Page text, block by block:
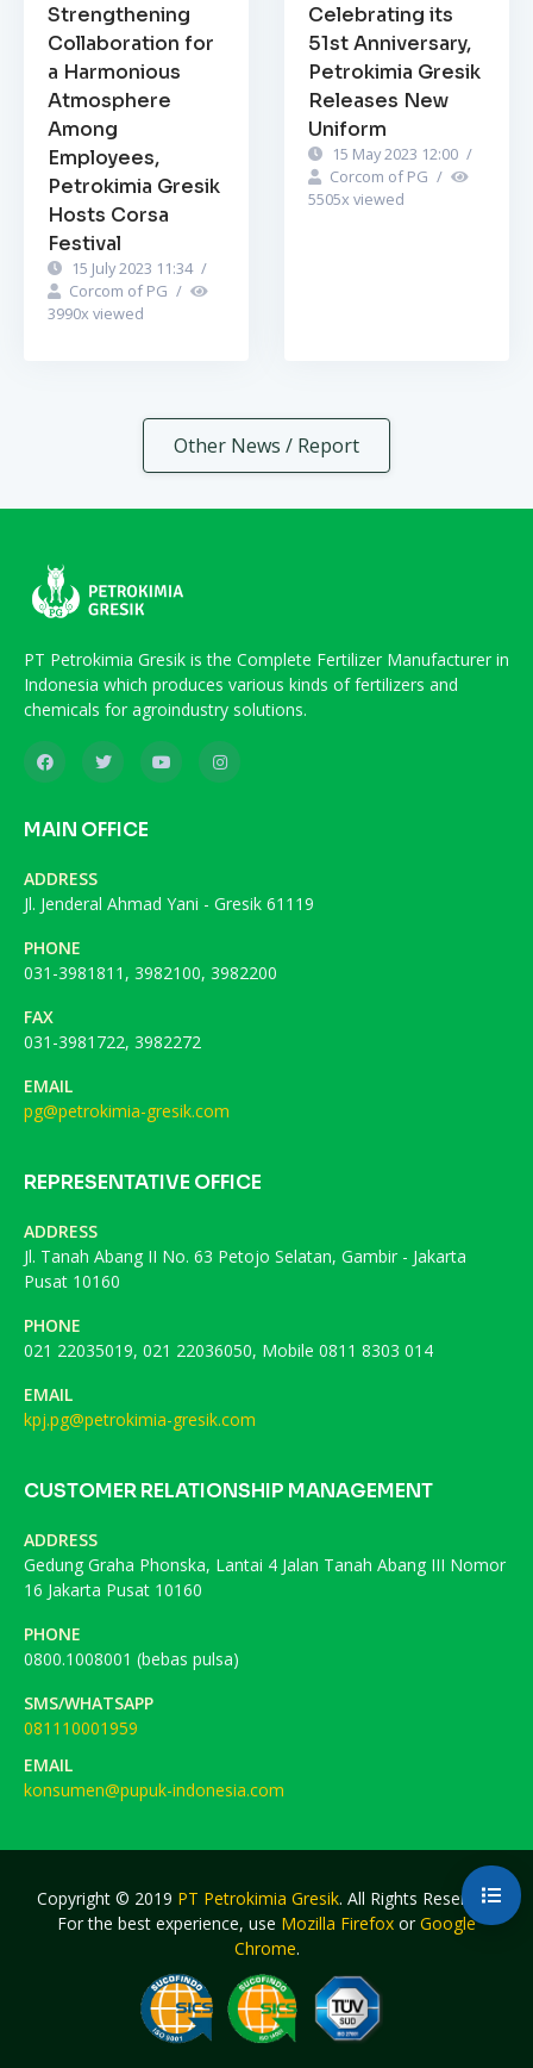
Strengthening
Collaboration for
a Harmonious
Atmosphere
Among
Employees,
Petrokimia Gresik
Hosts Corsa
Festival
15 July 2023 11:34 /
Corcom of PG /
3990x viewed
Celebrating its
51st Anniversary,
Petrokimia Gresik
Releases New
Uniform
15 May 2023 12:00 /
Corcom of PG /
5505x viewed
Other News / Report
PT Petrokimia Gresik is the Complete Fertilizer Manufacturer in
Indonesia which produces various kinds of fertilizers and
chemicals for agroindustry solutions.
MAIN OFFICE
ADDRESS
Jl. Jenderal Ahmad Yani - Gresik 61119
PHONE
031-3981811, 3982100, 3982200
FAX
031-3981722, 3982272
EMAIL
pg@petrokimia-gresik.com
REPRESENTATIVE OFFICE
ADDRESS
Jl. Tanah Abang II No. 63 Petojo Selatan, Gambir - Jakarta
Pusat 10160
PHONE
021 22035019, 021 22036050, Mobile 0811 8303 014
EMAIL
kpj.pg@petrokimia-gresik.com
CUSTOMER RELATIONSHIP MANAGEMENT
ADDRESS
Gedung Graha Phonska, Lantai 4 Jalan Tanah Abang III Nomor
16 Jakarta Pusat 10160
PHONE
0800.1008001 (bebas pulsa)
SMS/WHATSAPP
081110001959
EMAIL
konsumen@pupuk-indonesia.com
Copyright © 2019 PT Petrokimia Gresik. All Rights Reserved.
For the best experience, use Mozilla Firefox or Google
Chrome.